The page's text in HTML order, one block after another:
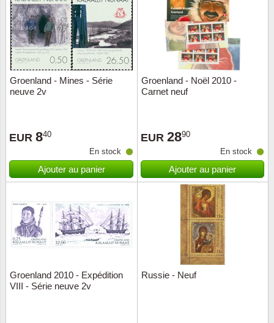
Groenland - Mines - Série
neuve 2v
EUR 840
En stock
Ajouter au panier
Groenland - Noël 2010 -
Carnet neuf
EUR 2890
En stock
Ajouter au panier
Groenland 2010 - Expédition
VIII - Série neuve 2v
Russie - Neuf
Chine